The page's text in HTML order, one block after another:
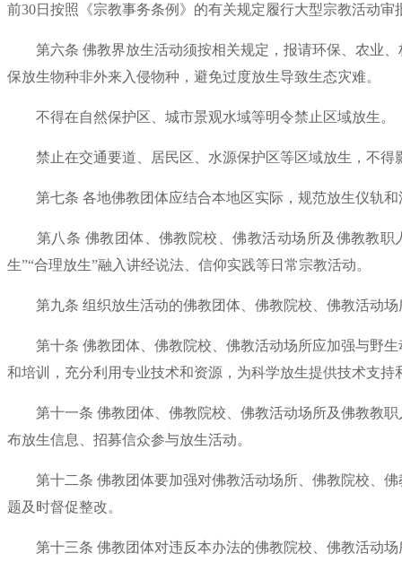
前30日按照《宗教事务条例》的有关规定履行大型宗教活动审
第六条 佛教界放生活动须按相关规定，报请环保、农业、
保放生物种非外来入侵物种，避免过度放生导致生态灾难。
不得在自然保护区、城市景观水域等明令禁止区域放生。
禁止在交通要道、居民区、水源保护区等区域放生，不得
第七条 各地佛教团体应结合本地区实际，规范放生仪轨和
第八条 佛教团体、佛教院校、佛教活动场所及佛教教职
生”“合理放生”融入讲经说法、信仰实践等日常宗教活动。
第九条 组织放生活动的佛教团体、佛教院校、佛教活动场
第十条 佛教团体、佛教院校、佛教活动场所应加强与野生
和培训，充分利用专业技术和资源，为科学放生提供技术支持
第十一条 佛教团体、佛教院校、佛教活动场所及佛教教职
布放生信息、招募信众参与放生活动。
第十二条 佛教团体要加强对佛教活动场所、佛教院校、佛
题及时督促整改。
第十三条 佛教团体对违反本办法的佛教院校、佛教活动场